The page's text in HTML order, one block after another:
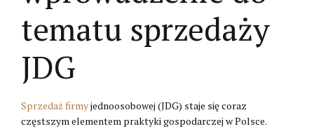
tematu sprzedaży
JDG
Sprzedaż firmyjednoosobowej (JDG) staje się coraz
częstszym elementem praktyki gospodarczej w Polsce.